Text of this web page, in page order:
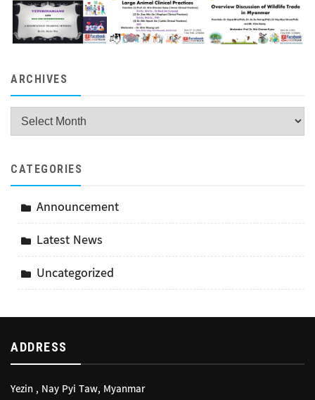
ARCHIVES
Archives
CATEGORIES
Announcement
Latest News
Uncategorized
ADDRESS
Yezin , Nay Pyi Taw, Myanmar